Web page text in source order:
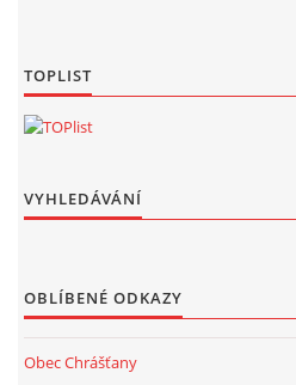
TOPLIST
VYHLEDÁVÁNÍ
OBLÍBENÉ ODKAZY
Obec Chrášťany